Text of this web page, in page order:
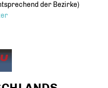
der Bezirke)